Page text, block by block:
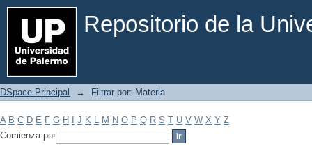
Repositorio de la
Filtrar por: Materia
DSpace Principal → Filtrar por: Materia
A B C D E F G H J K L M N O P Q R S T U V W X Y Z
Comienza por